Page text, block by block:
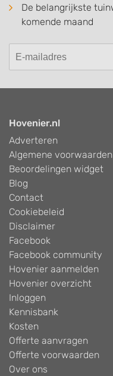
De belangrijkste
komende maand
Hovenier.nl
Adverteren
Algemene voorwaarden
Beoordelingen widget
Blog
Contact
Cookiebeleid
Disclaimer
Facebook
Facebook community
Hovenier aanmelden
Hovenier overzicht
Inloggen
Kennisbank
Kosten
Offerte aanvragen
Offerte voorwaarden
Over ons